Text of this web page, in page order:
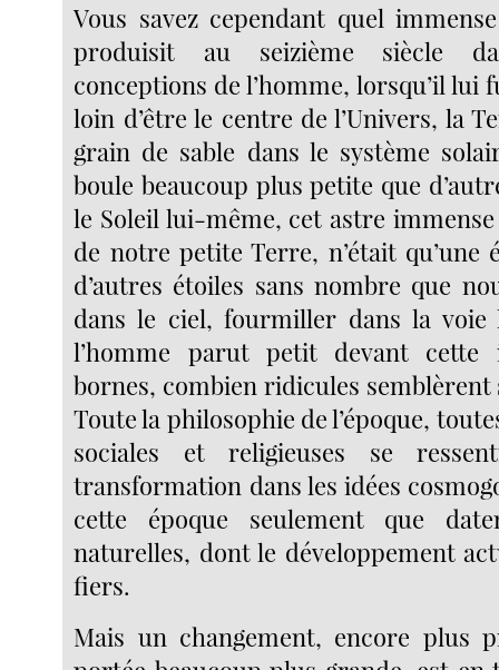
Vous savez cependant quel
produisit au seizième siècle
conceptions de l’homme, lorsqu’il lui
loin d’être le centre de l’Univers, la
grain de sable dans le système
boule beaucoup plus petite que
le Soleil lui-même, cet astre
de notre petite Terre, n’était
d’autres étoiles sans nombre que
dans le ciel, fourmiller dans la voie
l’homme parut petit devant cette
bornes, combien ridicules
Toute la philosophie de l’époque,
sociales et religieuses se
transformation dans les idées
cette époque seulement que
naturelles, dont le développement
fiers.
Mais un changement, encore plus